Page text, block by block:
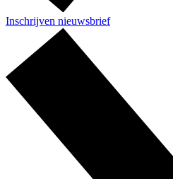
Inschrijven nieuwsbrief